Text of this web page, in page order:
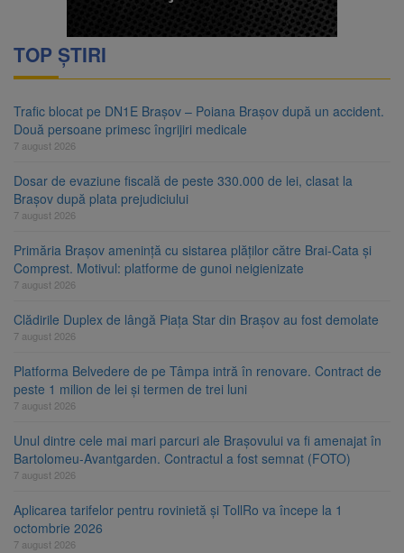
TOP ȘTIRI
Trafic blocat pe DN1E Brașov – Poiana Brașov după un accident.
Două persoane primesc îngrijiri medicale
7 august 2026
Dosar de evaziune fiscală de peste 330.000 de lei, clasat la
Brașov după plata prejudiciului
7 august 2026
Primăria Brașov amenință cu sistarea plăților către Brai-Cata și
Comprest. Motivul: platforme de gunoi neigienizate
7 august 2026
Clădirile Duplex de lângă Piața Star din Brașov au fost demolate
7 august 2026
Platforma Belvedere de pe Tâmpa intră în renovare. Contract de
peste 1 milion de lei și termen de trei luni
7 august 2026
Unul dintre cele mai mari parcuri ale Brașovului va fi amenajat în
Bartolomeu-Avantgarden. Contractul a fost semnat (FOTO)
7 august 2026
Aplicarea tarifelor pentru rovinietă și TollRo va începe la 1
octombrie 2026
7 august 2026